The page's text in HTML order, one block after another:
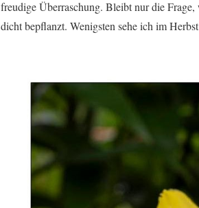
freudige Überraschung. Bleibt nur die
dicht bepflanzt. Wenigsten sehe ich im